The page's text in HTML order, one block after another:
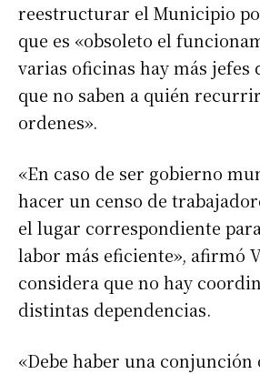
reestructurar el Municipio
que es «obsoleto el
varias oficinas hay más jefes
que no saben a quién
ordenes».
«En caso de ser gobierno
hacer un censo de
el lugar correspondiente
labor más eficiente», afirmó
considera que no hay
distintas dependencias.
«Debe haber una conjunción